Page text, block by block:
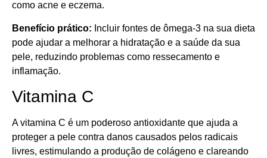
como acne e eczema.
Benefício prático: Incluir fontes de ômega-3 na sua dieta
pode ajudar a melhorar a hidratação e a saúde da sua
pele, reduzindo problemas como ressecamento e
inflamação.
Vitamina C
A vitamina C é um poderoso antioxidante que ajuda a
proteger a pele contra danos causados pelos radicais
livres, estimulando a produção de colágeno e clareando